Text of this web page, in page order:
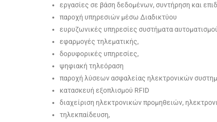
εργασίες σε βάση δεδομένων, συντήρηση και
παροχή υπηρεσιών μέσω Διαδικτύου
ευρυζωνικές υπηρεσίες συστήματα
εφαρμογές τηλεματικής,
δορυφορικές υπηρεσίες,
ψηφιακή τηλεόραση
παροχή λύσεων ασφαλείας ηλεκτρονικών
κατασκευή εξοπλισμού RFID
διαχείριση ηλεκτρονικών προμηθειών,
τηλεκπαίδευση,